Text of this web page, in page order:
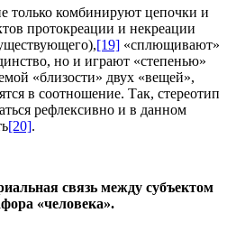
только комбинируют цепочки и
протокреации и некреации
[19] «сплющивают»
но и играют «степенью»
«близости» двух «вещей»,
в соотношение. Так, стереотип
рефлексивно и в данном
[20].
связь между субъектом
«человека».